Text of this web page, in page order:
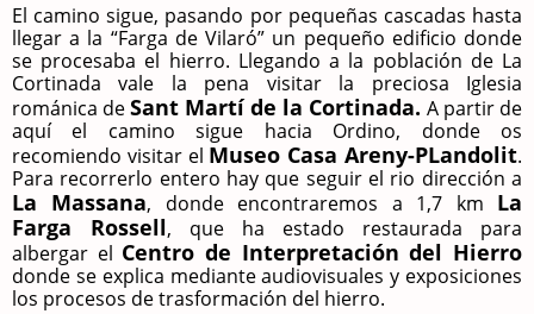
El camino sigue, pasando por pequeñas cascadas hasta
llegar a la “Farga de Vilaró” un pequeño edificio donde
se procesaba el hierro. Llegando a la población de La
Cortinada vale la pena visitar la preciosa Iglesia
románica deSant Martí de la Cortinada. A partir de
aquí el camino sigue hacia Ordino, donde os
recomiendo visitar el Museo Casa Areny-PLandolit.
Para recorrerlo entero hay que seguir el rio dirección a
La Massana, donde encontraremos a 1,7 km La
Farga Rossell, que ha estado restaurada para
albergar el Centro de Interpretación del Hierro
donde se explica mediante audiovisuales y exposiciones
los procesos de trasformación del hierro.